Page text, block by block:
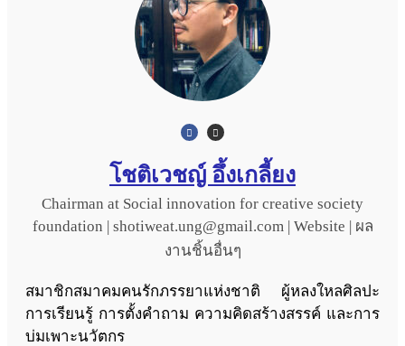
โชติเวชญ์ อึ้งเกลี้ยง
Chairman at Social innovation for creative society
foundation | shotiweat.ung@gmail.com | Website | ผล
งานชิ้นอื่นๆ
สมาชิกสมาคมคนรักภรรยาแห่งชาติ ผู้หลงใหลศิลปะ
การเรียนรู้ การตั้งคำถาม ความคิดสร้างสรรค์ และการ
บ่มเพาะนวัตกร